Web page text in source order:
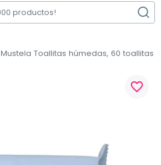
Mustela Toallitas húmedas, 60 toallitas
favorite_border